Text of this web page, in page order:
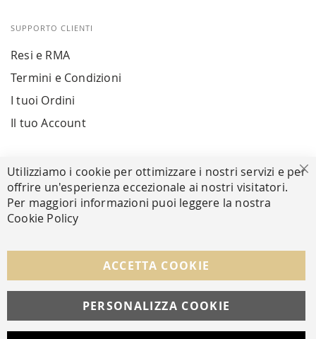
SUPPORTO CLIENTI
Resi e RMA
Termini e Condizioni
I tuoi Ordini
Il tuo Account
Facebook Instagram Whatsapp
© Copyright MAV Arreda s.r.l. | P.IVA IT05919160969
Via Galileo Galilei, 14 | Milano
Utilizziamo i cookie per ottimizzare i nostri servizi e per
offrire un'esperienza eccezionale ai nostri visitatori.
Per maggiori informazioni puoi leggere la nostra
Cookie Policy
ACCETTA COOKIE
PERSONALIZZA COOKIE